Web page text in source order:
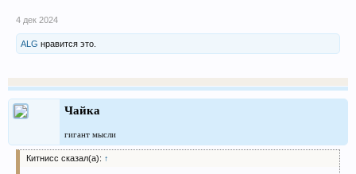
4 дек 2024
ALG нравится это.
Чайка
гигант мысли
Китнисс сказал(а): ↑